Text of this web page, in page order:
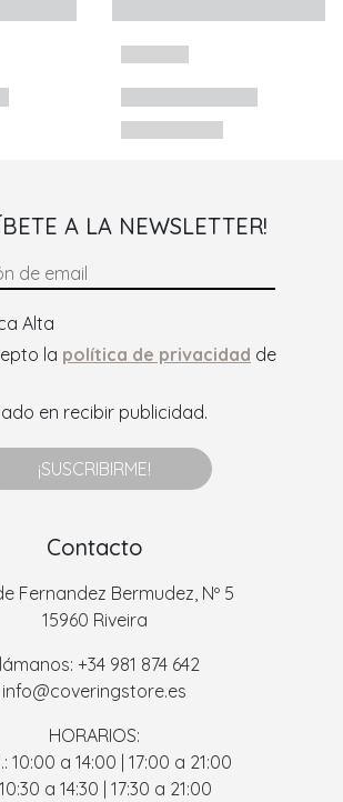
A LA NEWSLETTER!
Alta
la política de privacidad de
en recibir publicidad.
¡SUSCRIBIRME!
Contacto
Fernandez Bermudez, Nº 5
15960 Riveira
+34 981 874 642
info@coveringstore.es
HORARIOS:
10:00 a 14:00 | 17:00 a 21:00
a 14:30 | 17:30 a 21:00